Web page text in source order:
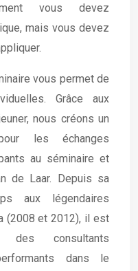
vous devez
mais vous devez
vous permet de
Grâce aux
nous créons un
les échanges
au séminaire et
de Laar. Depuis sa
aux légendaires
(2008 et 2012), il est
des consultants
dans le